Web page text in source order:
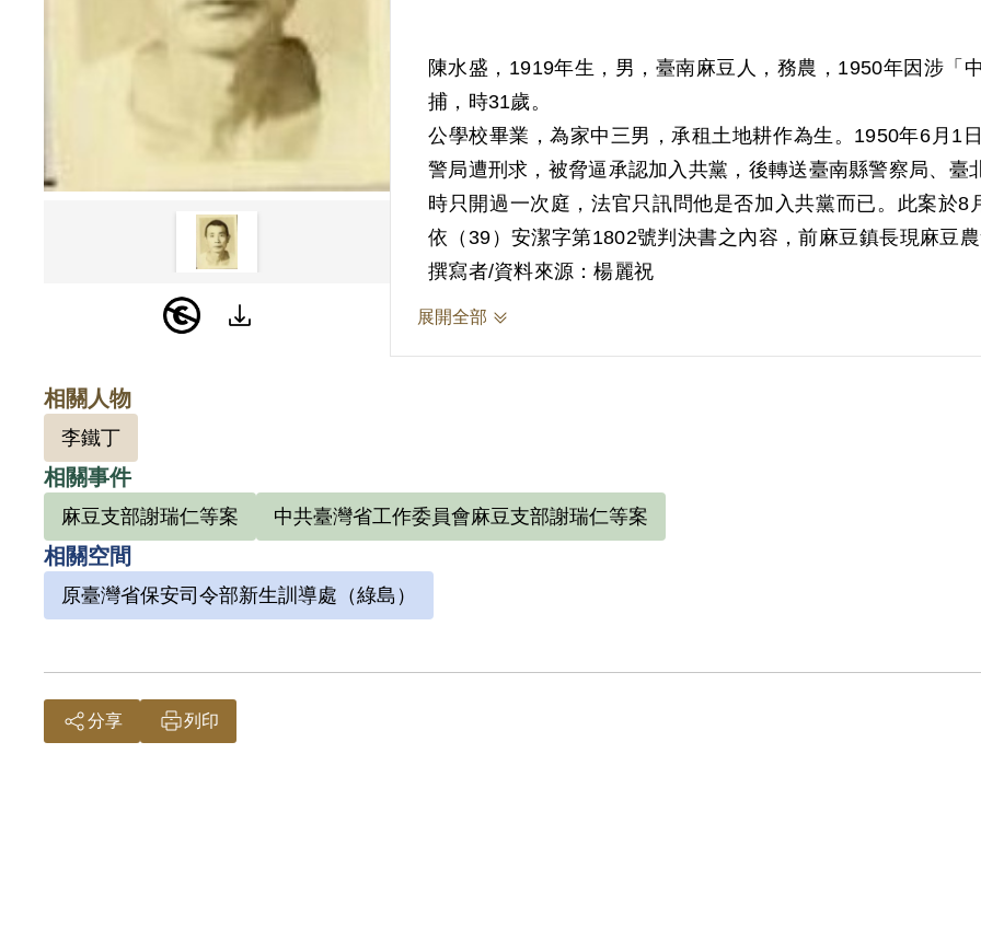
陳水盛，1919年生，男，臺南麻豆人，務農，1950年因涉「
捕，時31歲。
公學校畢業，為家中三男，承租土地耕作為生。1950年6月1
警局遭刑求，被脅逼承認加入共黨，後轉送臺南縣警察局、
時只開過一次庭，法官只訊問他是否加入共黨而已。此案於8
依（39）安潔字第1802號判決書之內容，前麻豆鎮長現麻豆
吸收多人入黨，後成立「麻豆支部」，總計有三十餘人。中共
地下黨員出面投案，支部成員李天生自新坦承組織運作情形，
保安司令部受審時他否認加入共黨，但不被採信，仍被判處
年送綠島新生訓導處，直到刑滿為止。
陳水盛入監時，正值青壯之年，父已亡，母仍在，與妻子育
1999年5月陳水盛本人向補償基金會提出補償申請，2001年
撰寫者/資料來源：楊麗祝
展開全部
相關人物
李鐵丁
相關事件
麻豆支部謝瑞仁等案 中共臺灣省工作委員會麻豆支部謝瑞仁等案
相關空間
原臺灣省保安司令部新生訓導處（綠島）
分享 列印